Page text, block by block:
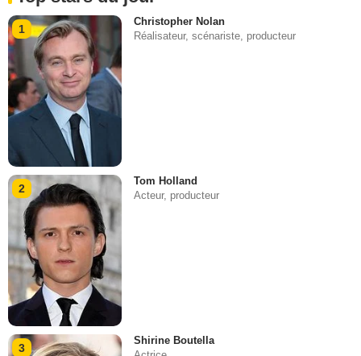
1
Christopher Nolan
Réalisateur, scénariste, producteur
2
Tom Holland
Acteur, producteur
3
Shirine Boutella